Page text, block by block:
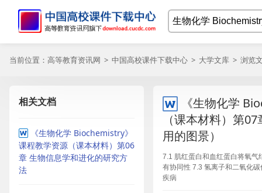
当前位置： 高等教育资讯网 > 中国高校课件下载中心 > 大学文库 > 浏览
相关文档
《生物化学 Biochemistry》
课程教学资源（课本材料）第06
章 生物信息学和进化的研究方
法
《生物化学
（课本材料）第
用的图景）
7.1 肌红蛋白和血红蛋白将氧气
有协同性 7.3 氢离子和二氧化
疾病